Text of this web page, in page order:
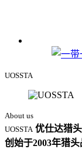
UOSSTA
About us
UOSSTA 优仕达猎头
创始于2003年猎头